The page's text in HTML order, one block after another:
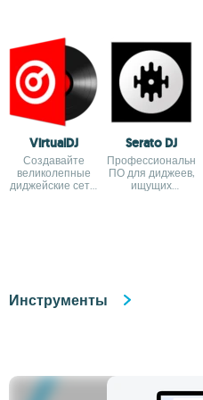
VirtualDJ
Создавайте
великолепные
диджейские сеты
Serato DJ
Профессиональное
ПО для диджеев,
ищущих
Инструменты